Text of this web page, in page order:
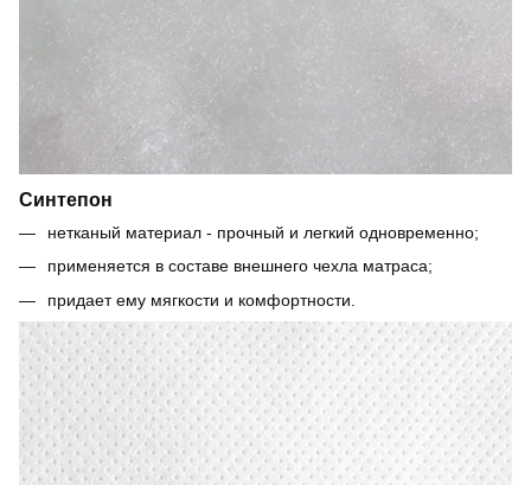
Синтепон
нетканый материал - прочный и легкий одновременно;
применяется в составе внешнего чехла матраса;
придает ему мягкости и комфортности.